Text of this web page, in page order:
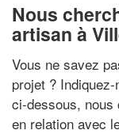
Nous
artisan à
Vous ne savez
projet ?
ci-dessous, nous
en relation avec